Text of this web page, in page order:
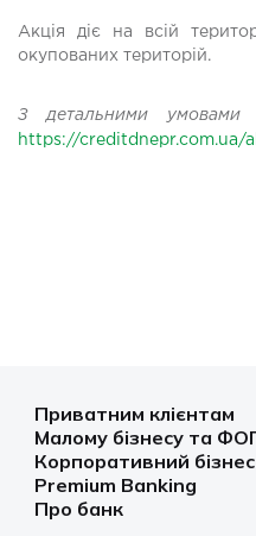
Акція діє на всій
окупованих територій.
З детальними умовами
https://creditdnepr.com.ua/
Приватним клієнтам
Депозити
Кредити
Платіжні картки
Малому бізнесу та
Рахунок для бізнесу
Фінансування
Корпоративний бізнес
Рахунки і платежі
Депозити
Premium Banking
Депозити
Про банк